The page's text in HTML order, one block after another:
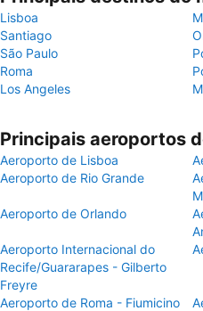
Lisboa
Santiago
São Paulo
Roma
Los Angeles
Principais aeroportos
Aeroporto de Lisboa
Aeroporto de Rio Grande
Aeroporto de Orlando
Aeroporto Internacional do
Recife/Guararapes - Gilberto
Freyre
Aeroporto de Roma - Fiumicino